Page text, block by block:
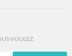
VOULEZ.